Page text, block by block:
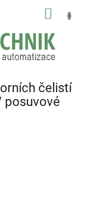
čelistí
posuvové